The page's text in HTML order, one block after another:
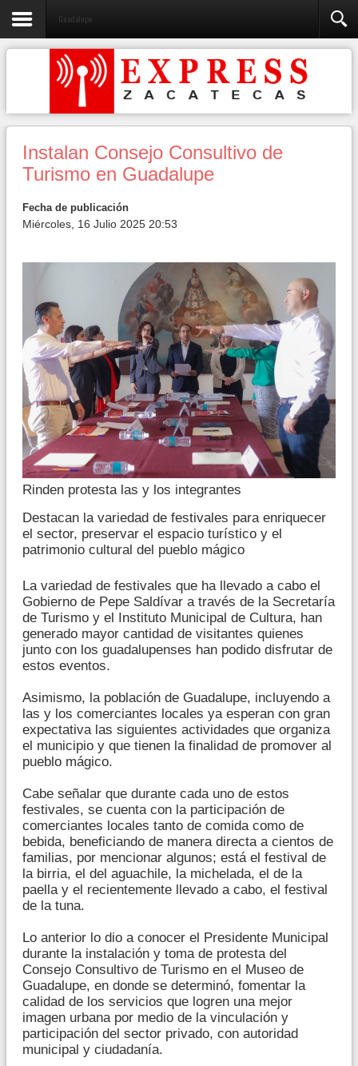
Guadalupe
Instalan Consejo Consultivo de
Turismo en Guadalupe
Fecha de publicación
Miércoles, 16 Julio 2025 20:53
Rinden protesta las y los integrantes
Destacan la variedad de festivales para enriquecer
el sector, preservar el espacio turístico y el
patrimonio cultural del pueblo mágico
La variedad de festivales que ha llevado a cabo el
Gobierno de Pepe Saldívar a través de la Secretaría
de Turismo y el Instituto Municipal de Cultura, han
generado mayor cantidad de visitantes quienes
junto con los guadalupenses han podido disfrutar de
estos eventos.
Asimismo, la población de Guadalupe, incluyendo a
las y los comerciantes locales ya esperan con gran
expectativa las siguientes actividades que organiza
el municipio y que tienen la finalidad de promover al
pueblo mágico.
Cabe señalar que durante cada uno de estos
festivales, se cuenta con la participación de
comerciantes locales tanto de comida como de
bebida, beneficiando de manera directa a cientos de
familias, por mencionar algunos; está el festival de
la birria, el del aguachile, la michelada, el de la
paella y el recientemente llevado a cabo, el festival
de la tuna.
Lo anterior lo dio a conocer el Presidente Municipal
durante la instalación y toma de protesta del
Consejo Consultivo de Turismo en el Museo de
Guadalupe, en donde se determinó, fomentar la
calidad de los servicios que logren una mejor
imagen urbana por medio de la vinculación y
participación del sector privado, con autoridad
municipal y ciudadanía.